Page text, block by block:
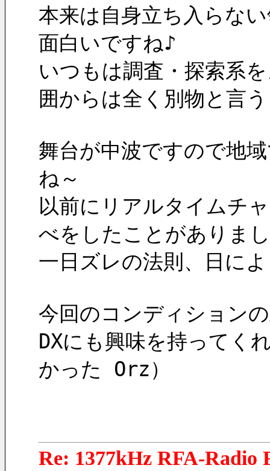
本来は自身立ち入らな
面白いですね♪
いつもは調査・探索系
囲からは全く別物と言
舞台が中波ですので地
ね～
以前にリアルタイムチ
べをしたことがありま
一日ズレの法則、日に
今回のコンディション
DXにも興味を持ってく
かった Orz）
Re: 1377kHz RFA-Radio